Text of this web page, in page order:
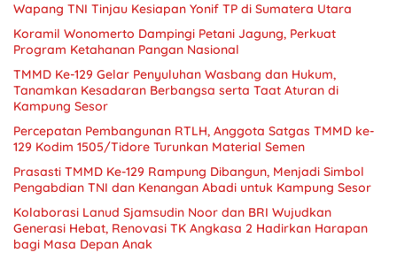
Wapang TNI Tinjau Kesiapan Yonif TP di Sumatera Utara
Koramil Wonomerto Dampingi Petani Jagung, Perkuat
Program Ketahanan Pangan Nasional
TMMD Ke-129 Gelar Penyuluhan Wasbang dan Hukum,
Tanamkan Kesadaran Berbangsa serta Taat Aturan di
Kampung Sesor
Percepatan Pembangunan RTLH, Anggota Satgas TMMD ke-
129 Kodim 1505/Tidore Turunkan Material Semen
Prasasti TMMD Ke-129 Rampung Dibangun, Menjadi Simbol
Pengabdian TNI dan Kenangan Abadi untuk Kampung Sesor
Kolaborasi Lanud Sjamsudin Noor dan BRI Wujudkan
Generasi Hebat, Renovasi TK Angkasa 2 Hadirkan Harapan
bagi Masa Depan Anak